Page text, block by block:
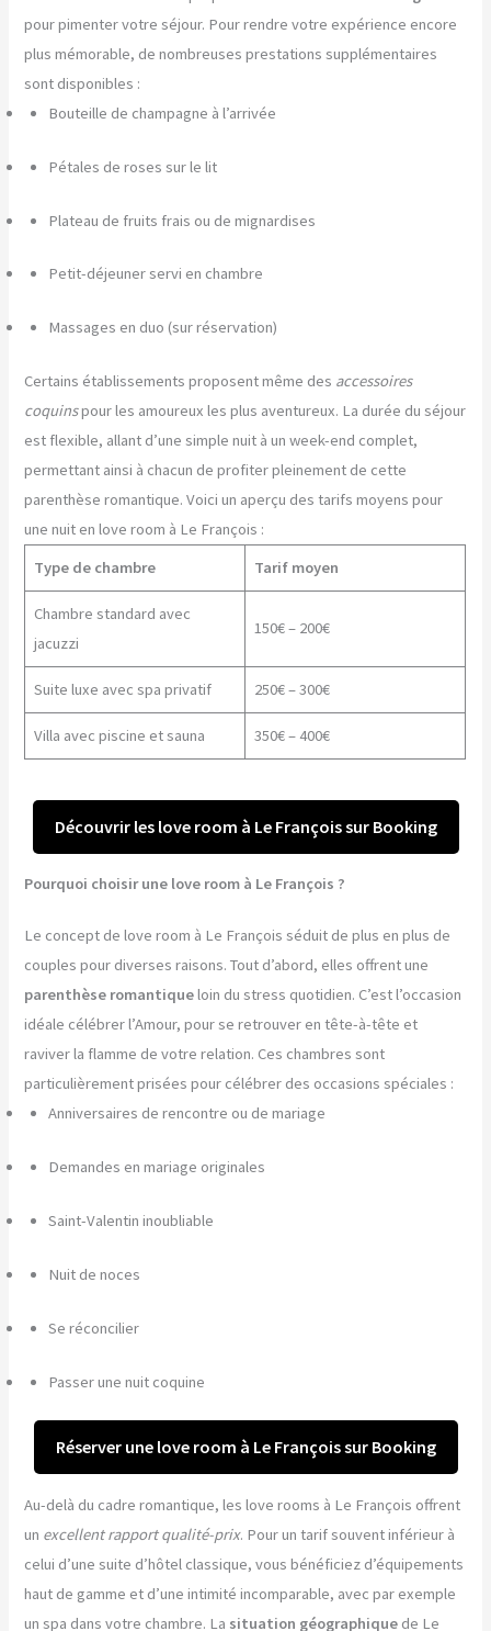
pour pimenter votre séjour. Pour rendre votre expérience encore
plus mémorable, de nombreuses prestations supplémentaires
sont disponibles :
Bouteille de champagne à l’arrivée
Pétales de roses sur le lit
Plateau de fruits frais ou de mignardises
Petit-déjeuner servi en chambre
Massages en duo (sur réservation)
Certains établissements proposent même des accessoires
coquinspour les amoureux les plus aventureux. La durée du séjour
est flexible, allant d’une simple nuit à un week-end complet,
permettant ainsi à chacun de profiter pleinement de cette
parenthèse romantique. Voici un aperçu des tarifs moyens pour
une nuit en love room à Le François :
Type de chambre
Tarif moyen
Chambre standard avec
jacuzzi
150€ – 200€
Suite luxe avec spa privatif 250€ – 300€
Villa avec piscine et sauna 350€ – 400€
Découvrir les love room à Le François sur Booking
Pourquoi choisir une love room à Le François ?
Le concept de love room à Le François séduit de plus en plus de
couples pour diverses raisons. Tout d’abord, elles offrent une
parenthèse romantiqueloin du stress quotidien. C’est l’occasion
idéale célébrer l’Amour, pour se retrouver en tête-à-tête et
raviver la flamme de votre relation. Ces chambres sont
particulièrement prisées pour célébrer des occasions spéciales :
Anniversaires de rencontre ou de mariage
Demandes en mariage originales
Saint-Valentin inoubliable
Nuit de noces
Se réconcilier
Passer une nuit coquine
Réserver une love room à Le François sur Booking
Au-delà du cadre romantique, les love rooms à Le François offrent
un excellent rapport qualité-prix. Pour un tarif souvent inférieur à
celui d’une suite d’hôtel classique, vous bénéficiez d’équipements
haut de gamme et d’une intimité incomparable, avec par exemple
un spa dans votre chambre. La situation géographique de Le